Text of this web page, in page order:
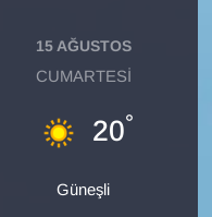
15 AĞUSTOS
CUMARTESI
20°
Güneşli